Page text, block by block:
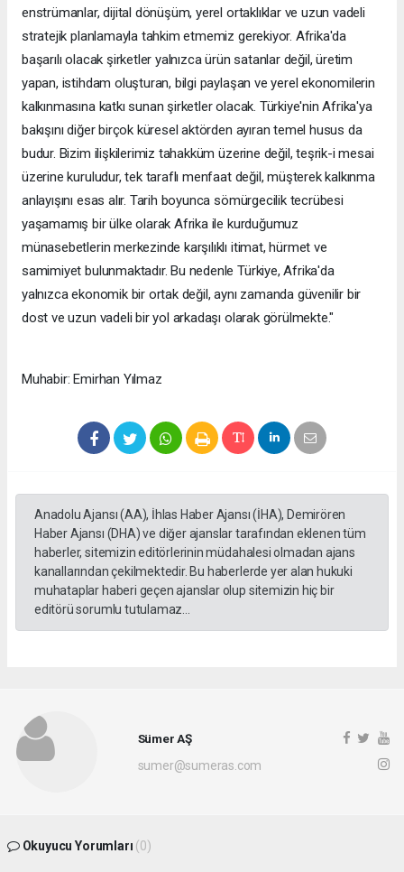
enstrümanlar, dijital dönüşüm, yerel ortaklıklar ve uzun vadeli
stratejik planlamayla tahkim etmemiz gerekiyor. Afrika'da
başarılı olacak şirketler yalnızca ürün satanlar değil, üretim
yapan, istihdam oluşturan, bilgi paylaşan ve yerel ekonomilerin
kalkınmasına katkı sunan şirketler olacak. Türkiye'nin Afrika'ya
bakışını diğer birçok küresel aktörden ayıran temel husus da
budur. Bizim ilişkilerimiz tahakküm üzerine değil, teşrik-i mesai
üzerine kuruludur, tek taraflı menfaat değil, müşterek kalkınma
anlayışını esas alır. Tarih boyunca sömürgecilik tecrübesi
yaşamamış bir ülke olarak Afrika ile kurduğumuz
münasebetlerin merkezinde karşılıklı itimat, hürmet ve
samimiyet bulunmaktadır. Bu nedenle Türkiye, Afrika'da
yalnızca ekonomik bir ortak değil, aynı zamanda güvenilir bir
dost ve uzun vadeli bir yol arkadaşı olarak görülmekte."
Muhabir: Emirhan Yılmaz
Anadolu Ajansı (AA), İhlas Haber Ajansı (İHA), Demirören
Haber Ajansı (DHA) ve diğer ajanslar tarafından eklenen tüm
haberler, sitemizin editörlerinin müdahalesi olmadan ajans
kanallarından çekilmektedir. Bu haberlerde yer alan hukuki
muhataplar haberi geçen ajanslar olup sitemizin hiç bir
editörü sorumlu tutulamaz...
Sümer AŞ
sumer@sumeras.com
Okuyucu Yorumları (0)